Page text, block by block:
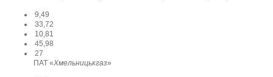
9,49
33,72
10,81
45,98
27
ПАТ «Хмельницькгаз»